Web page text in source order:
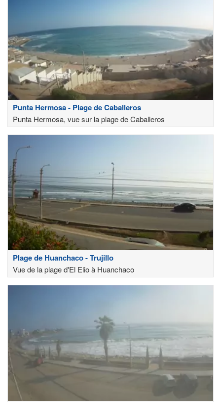
Punta Hermosa - Plage de Caballeros
Punta Hermosa, vue sur la plage de Caballeros
Plage de Huanchaco - Trujillo
Vue de la plage d'El Elio à Huanchaco